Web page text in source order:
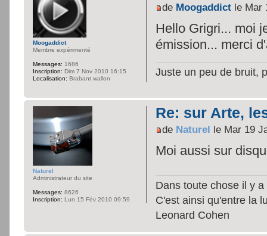
de Moogaddict le Mar
Hello Grigri... moi
émission... merci
Juste un peu de bruit,
Moogaddict
Membre expérimenté
Messages: 1686
Inscription: Dim 7 Nov 2010 16:15
Localisation: Brabant wallon
Re: sur Arte,
de Naturel le Mar 19
Moi aussi sur
Dans toute chose il y
C'est ainsi qu'entre la
Leonard Cohen
Naturel
Administrateur du site
Messages: 8626
Inscription: Lun 15 Fév 2010 09:59